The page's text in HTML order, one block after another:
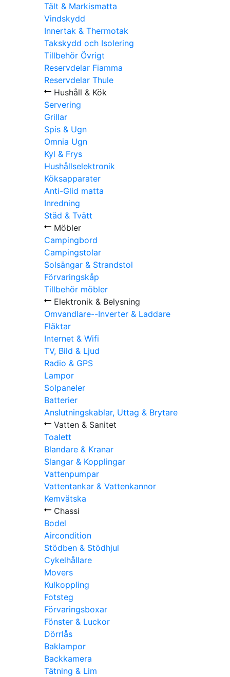
Tält & Markismatta
Vindskydd
Innertak & Thermotak
Takskydd och Isolering
Tillbehör Övrigt
Reservdelar Fiamma
Reservdelar Thule
Hushåll & Kök
Servering
Grillar
Spis & Ugn
Omnia Ugn
Kyl & Frys
Hushållselektronik
Köksapparater
Anti-Glid matta
Inredning
Städ & Tvätt
Möbler
Campingbord
Campingstolar
Solsängar & Strandstol
Förvaringskåp
Tillbehör möbler
Elektronik & Belysning
Omvandlare--Inverter & Laddare
Fläktar
Internet & Wifi
TV, Bild & Ljud
Radio & GPS
Lampor
Solpaneler
Batterier
Anslutningskablar, Uttag & Brytare
Vatten & Sanitet
Toalett
Blandare & Kranar
Slangar & Kopplingar
Vattenpumpar
Vattentankar & Vattenkannor
Kemvätska
Chassi
Bodel
Aircondition
Stödben & Stödhjul
Cykelhållare
Movers
Kulkoppling
Fotsteg
Förvaringsboxar
Fönster & Luckor
Dörrlås
Baklampor
Backkamera
Tätning & Lim